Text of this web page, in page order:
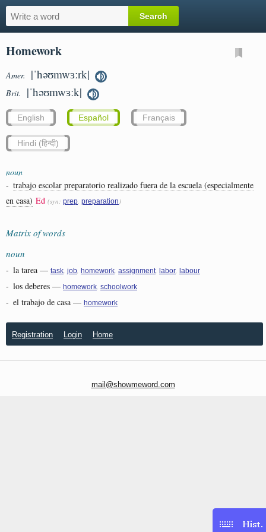
Homework
Amer. |ˈhəʊmwɜːrk|
Brit. |ˈhəʊmwɜːk|
English Español Français
Hindi (हिन्दी)
noun
- trabajo escolar preparatorio realizado fuera de la escuela (especialmente
en casa) Ed (syn: prep preparation )
Matrix of words
noun
- la tarea — task job homework assignment labor labour
- los deberes — homework schoolwork
- el trabajo de casa — homework
Registration Login Home
mail@showmeword.com